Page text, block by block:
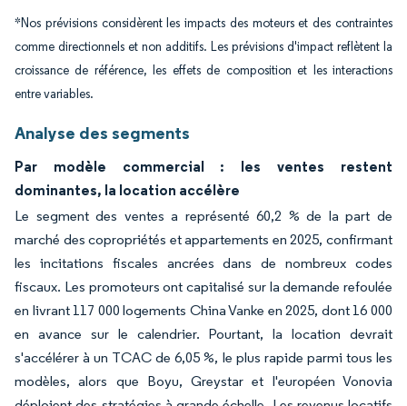
*Nos prévisions considèrent les impacts des moteurs et des contraintes
comme directionnels et non additifs. Les prévisions d'impact reflètent la
croissance de référence, les effets de composition et les interactions
entre variables.
Analyse des segments
Par modèle commercial : les ventes restent
dominantes, la location accélère
Le segment des ventes a représenté 60,2 % de la part de
marché des copropriétés et appartements en 2025, confirmant
les incitations fiscales ancrées dans de nombreux codes
fiscaux. Les promoteurs ont capitalisé sur la demande refoulée
en livrant 117 000 logements China Vanke en 2025, dont 16 000
en avance sur le calendrier. Pourtant, la location devrait
s'accélérer à un TCAC de 6,05 %, le plus rapide parmi tous les
modèles, alors que Boyu, Greystar et l'européen Vonovia